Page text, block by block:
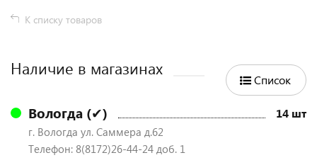
К списку товаров
Наличие в магазинах
Список
Вологда (✔) 14 шт
г. Вологда ул. Саммера д.62
Телефон: 8(8172)26-44-24 доб. 1